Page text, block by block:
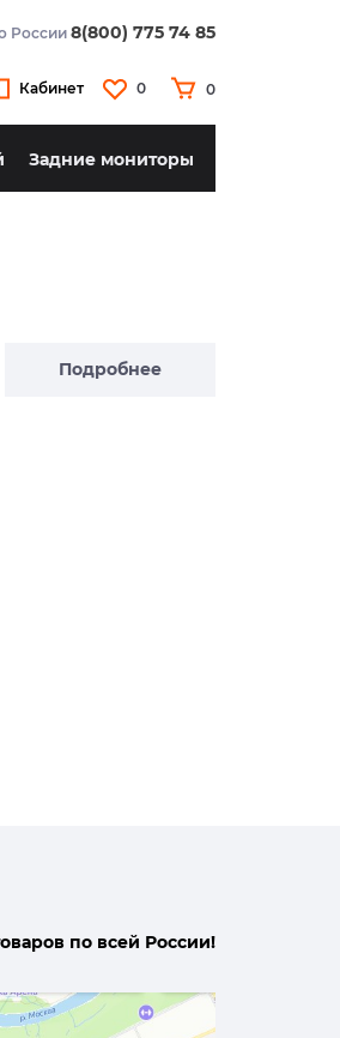
России 8(800) 775 74 85
Кабинет 0 0
Задние мониторы
Подробнее
по всей России!